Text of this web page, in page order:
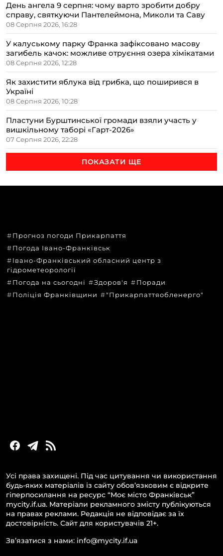
День ангела 9 серпня: чому варто зробити добру
справу, святкуючи Пантелеймона, Миколи та Саву
08 Серпня 2026, 16:28
У калуському парку Франка зафіксовано масову
загибель качок: можливе отруєння озера хімікатами
08 Серпня 2026, 12:28
Як захистити яблука від грибка, що поширився в
Україні
08 Серпня 2026, 10:28
Пластуни Бурштинської громади взяли участь у
вишкільному таборі «Гарт-2026»
07 Серпня 2026, 22:28
ПОКАЗАТИ ЩЕ
Прогноз погоди Прикарпаття
Погода Івано-Франківськ
Івано-Франківський обласний центр з
гідрометеорології
Погода на сьогодні
Здоров'я
Поради
Поліція Франківщини
"Прикарпаттяобленерго"
Усі права захищені. Під час цитування чи використання
будь-яких матеріалів із сайту обов’язковим є відкрите
гіперпосилання на ресурс “Моє місто Франківськ”
mycity.if.ua. Матеріали рекламного змісту публікуються
на правах реклами. Редакція не відповідає за їх
достовірність. Сайт для користувачів 21+.
Зв’язатися з нами: info@mycity.if.ua